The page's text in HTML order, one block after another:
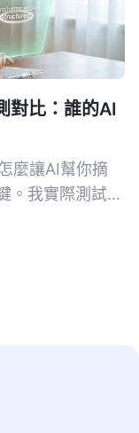
對比：誰的AI
麼讓AI幫你摘
。我實際測試了